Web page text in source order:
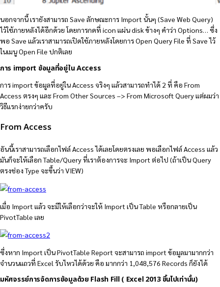
นอกจากนี้ เรายังสามารถ Save ลักษณะการ Import นั้นๆ (Save Web Query)
ไว้ใช้ภายหลังได้อีกด้วย โดยการกดที่ icon แผ่น disk ข้างๆ คำว่า Options… ซึ่ง
พอ Save แล้วเราสามารถเปิดใช้ภายหลังโดยการ Open Query File ที่ Save ไว้
ในเมนู Open File ปกติเลย
การ import ข้อมูลที่อยู่ใน Access
การ import ข้อมูลที่อยู่ใน Access จริงๆ แล้วสามารถทำได้ 2 ที่ คือ From
Access ตรงๆ และ From Other Sources –> From Microsoft Query แต่ผมว่า
วิธีแรกง่ายกว่าครับ
From Access
อันนี้เราสามารถเลือกไฟล์ Access ได้เลยโดยตรงเลย พอเลือกไฟล์ Access แล้ว
มันก็จะให้เลือก Table/Query ที่เราต้องการจะ Import ต่อไป (ถ้าเป็น Query
ตรงช่อง Type จะขึ้นว่า VIEW)
เมื่อ Import แล้ว จะมีให้เลือกว่าจะให้ Import เป็น Table หรือกลายเป็น
PivotTable เลย
ซึ่งหาก Import เป็น PivotTable Report จะสามารถ import ข้อมูลมามากกว่า
จำนวนแถวที่ Excel รับไหวได้ด้วย คือ มากกว่า 1,048,576 Records ก็ยังได้
มหัศจรรย์การจัดการข้อมูลด้วย Flash Fill ( Excel 2013 ขึ้นไปเท่านั้น)